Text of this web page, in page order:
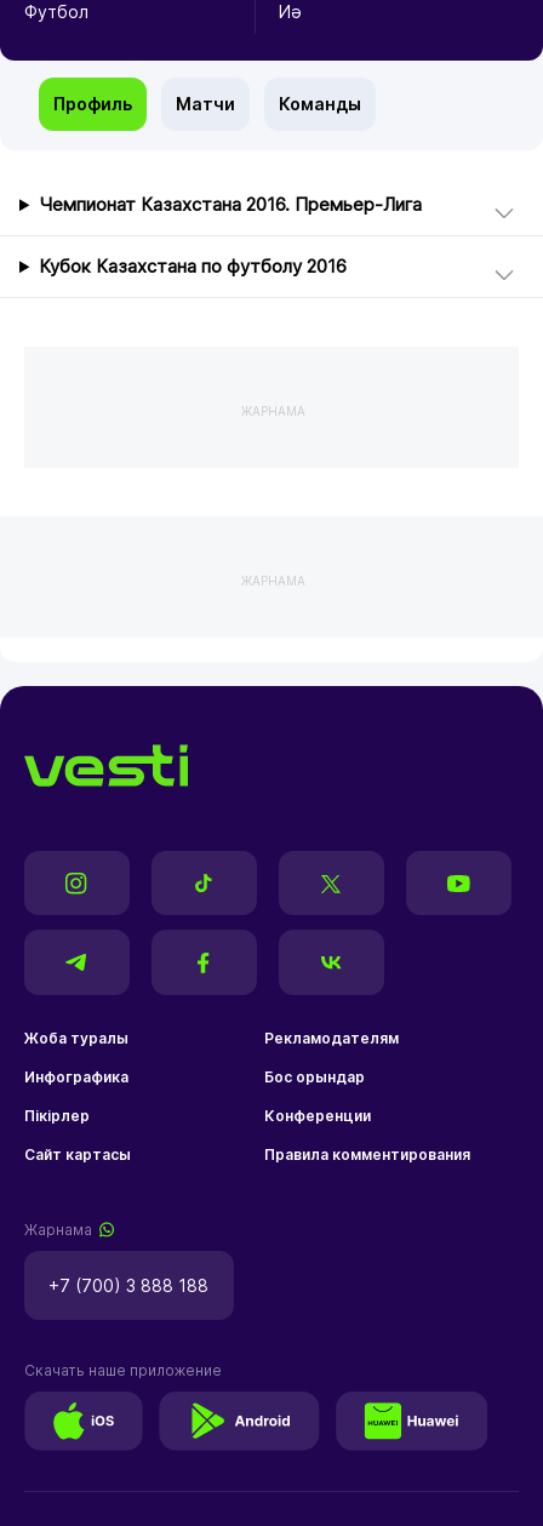
Футбол Иә
Профиль Матчи Команды
Чемпионат Казахстана 2016. Премьер-Лига
Кубок Казахстана по футболу 2016
ЖАРНАМА
ЖАРНАМА
Жоба туралы Рекламодателям
Инфографика Бос орындар
Пікірлер Конференции
Сайт картасы Правила комментирования
Жарнама
+7 (700) 3 888 188
Скачать наше приложение